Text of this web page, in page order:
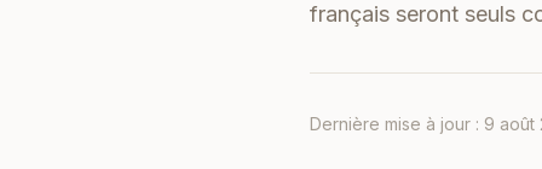
français seront seuls
Dernière mise à jour : 9 août